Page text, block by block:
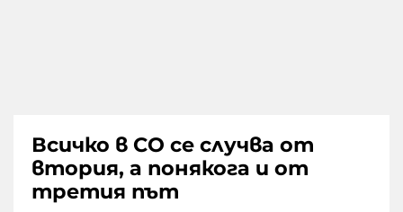
Всичко в СО се случва от
втория, а понякога и от
третия път